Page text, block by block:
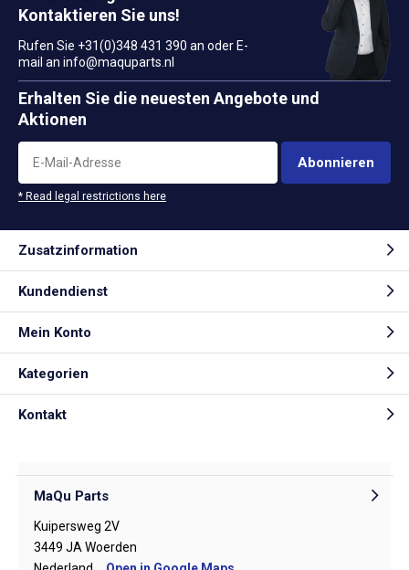
Kontaktieren Sie uns!
Rufen Sie +31(0)348 431 390 an oder E-
mail an info@maquparts.nl
Erhalten Sie die neuesten Angebote und
Aktionen
Abonnieren
* Read legal restrictions here
Zusatzinformation
Kundendienst
Mein Konto
Kategorien
Kontakt
MaQu Parts
Kuipersweg 2V
3449 JA Woerden